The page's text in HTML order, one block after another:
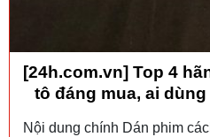
[24h.com.vn] Top 4
tô đáng mua, ai
Nội dung chính Dán phim